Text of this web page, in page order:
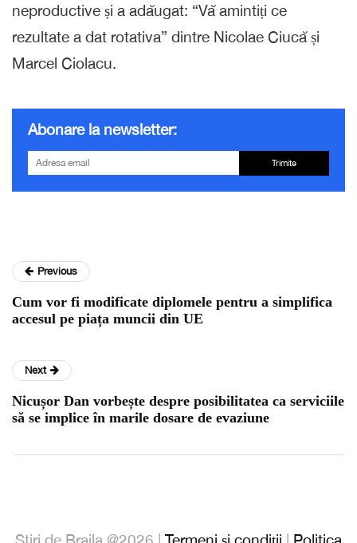
neproductive și a adăugat: “Vă amintiți ce
rezultate a dat rotativa” dintre Nicolae Ciucă și
Marcel Ciolacu.
Abonare la newsletter:
Trimite
Previous
Cum vor fi modificate diplomele pentru a simplifica
accesul pe piața muncii din UE
Next
Nicușor Dan vorbește despre posibilitatea ca serviciile
să se implice în marile dosare de evaziune